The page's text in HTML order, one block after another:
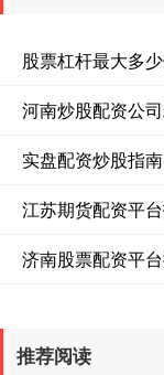
股票杠杆最大多
河南炒股配资公
实盘配资炒股指
江苏期货配资平
济南股票配资平
推荐阅读